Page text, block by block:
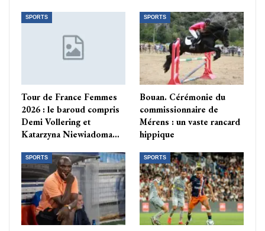
SPORTS
Tour de France Femmes
2026 : le baroud compris
Demi Vollering et
Katarzyna Niewiadoma…
SPORTS
Bouan. Cérémonie du
commissionnaire de
Mérens : un vaste rancard
hippique
SPORTS SPORTS